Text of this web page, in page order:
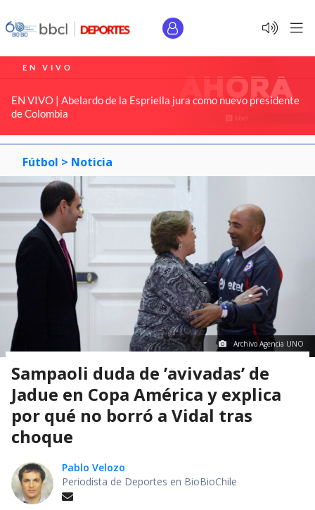
EN VIVO
EN VIVO | Abelardo de la Espriella jura como nuevo presidente
de Colombia
Fútbol > Noticia
Archivo Agencia UNO
Sampaoli duda de ’avivadas’ de
Jadue en Copa América y explica
por qué no borró a Vidal tras
choque
Pablo Velozo
Periodista de Deportes en BioBioChile